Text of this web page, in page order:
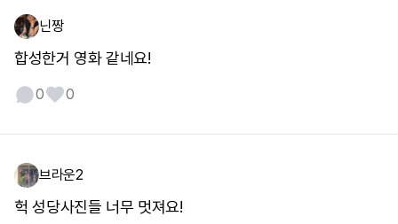
닌짱
합성한거 영화 같네요!
0 0
브라운2
헉 성당사진들 너무 멋져요!